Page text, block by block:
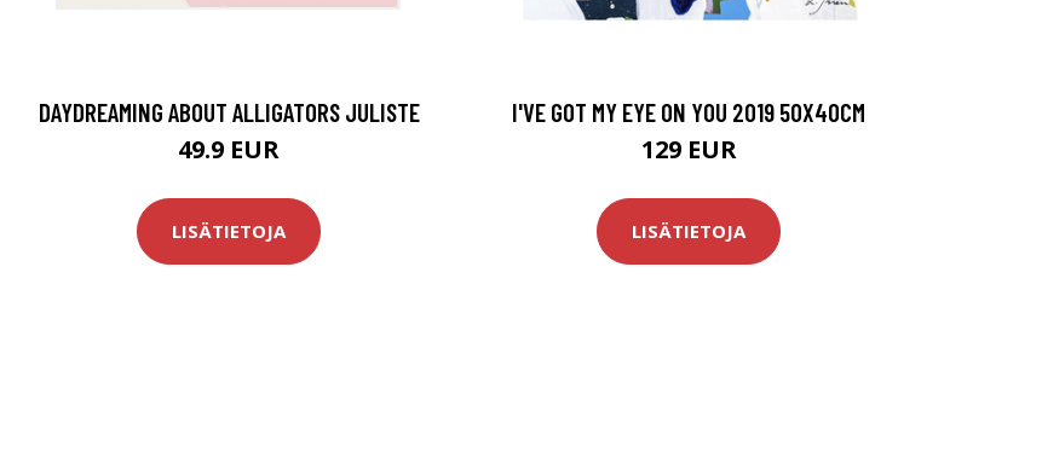
DAYDREAMING ABOUT ALLIGATORS JULISTE
49.9 EUR
LISÄTIETOJA
I'VE GOT MY EYE ON YOU 2019 50X40CM
129 EUR
LISÄTIETOJA